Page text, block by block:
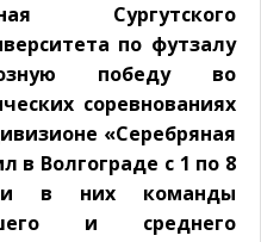
Сургутского
по футзалу
победу во
соревнованиях
«Серебряная
в Волгограде с 1 по 8
в них команды
и среднего